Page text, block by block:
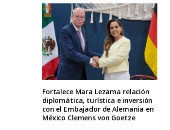
Fortalece Mara Lezama relación
diplomática, turística e inversión
con el Embajador de Alemania en
México Clemens von Goetze